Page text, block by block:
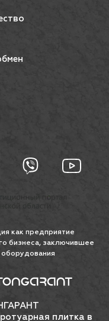
плитка в
как предприятие
бизнеса, заключившее